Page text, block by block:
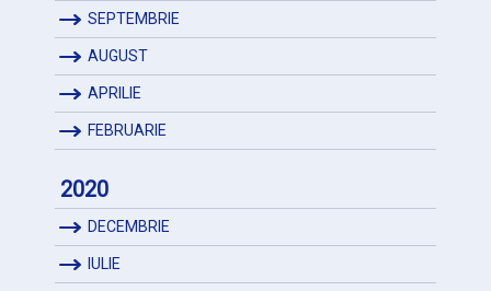
SEPTEMBRIE
AUGUST
APRILIE
FEBRUARIE
2020
DECEMBRIE
IULIE